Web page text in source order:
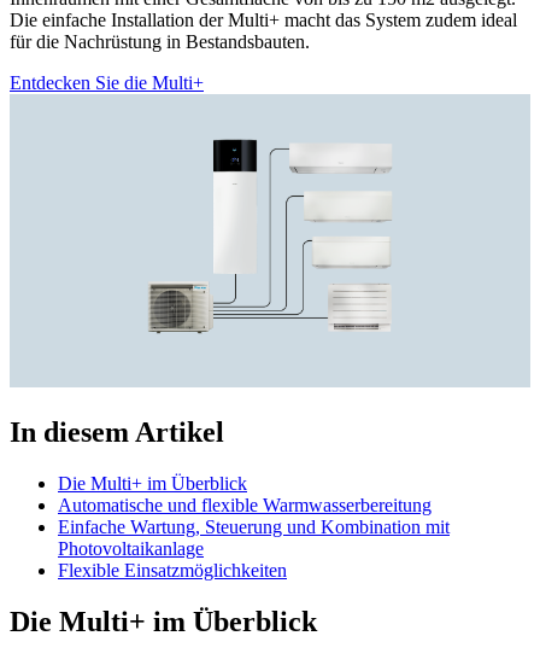
Die einfache Installation der Multi+ macht das System zudem ideal
für die Nachrüstung in Bestandsbauten.
Entdecken Sie die Multi+
In diesem Artikel
Die Multi+ im Überblick
Automatische und flexible Warmwasserbereitung
Einfache Wartung, Steuerung und Kombination mit
Photovoltaikanlage
Flexible Einsatzmöglichkeiten
Die Multi+ im Überblick